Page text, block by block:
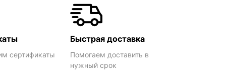
сертификаты
Быстрая доставка
Помогаем доставить в
нужный срок